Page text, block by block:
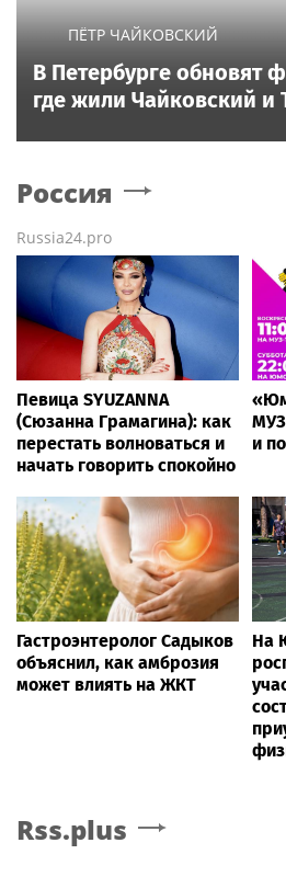
ПЁТР ЧАЙКОВСКИЙ
В Петербурге обновят
где жили Чайковский и
Россия
Russia24.pro
Певица SYUZANNA
(Сюзанна Грамагина): как
перестать волноваться и
начать говорить спокойно
и
Гастроэнтеролог Садыков
объяснил, как амброзия
может влиять на ЖКТ
На
Rss.plus